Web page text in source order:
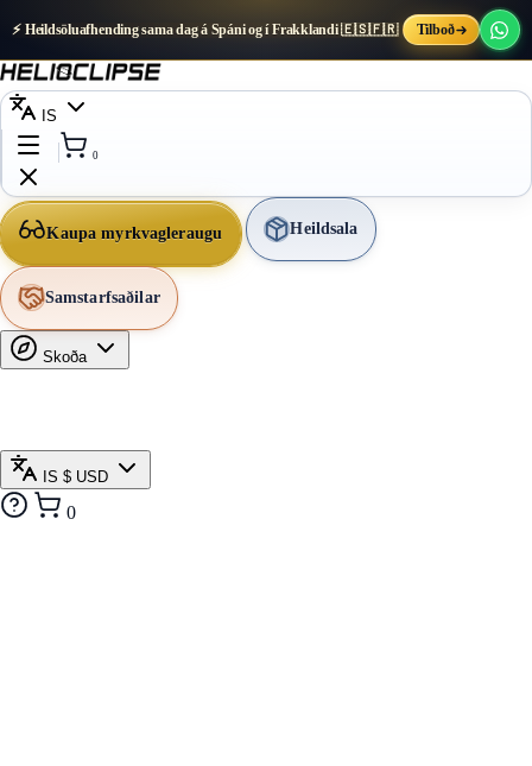
⚡ Heildsöluafhending sama dag á Spáni og í Frakklandi 🇪🇸🇫🇷 Tilboð
IS
0
Kaupa myrkvagleraugu Heildsala
Samstarfsaðilar
Skoða
IS $ USD
0